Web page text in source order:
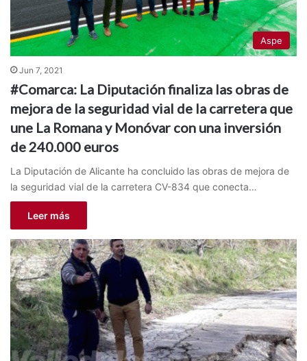
Aspe
Jun 7, 2021
#Comarca: La Diputación finaliza las obras de
mejora de la seguridad vial de la carretera que
une La Romana y Monóvar con una inversión
de 240.000 euros
La Diputación de Alicante ha concluido las obras de mejora de
la seguridad vial de la carretera CV-834 que conecta…
Leer más